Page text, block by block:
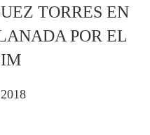
TORRES EN
POR EL
2018